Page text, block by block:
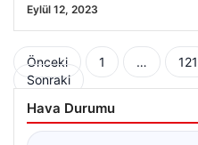
Eylül 12, 2023
Yazı
sayfalaması
Önceki 1 … 121
Sonraki
Hava Durumu